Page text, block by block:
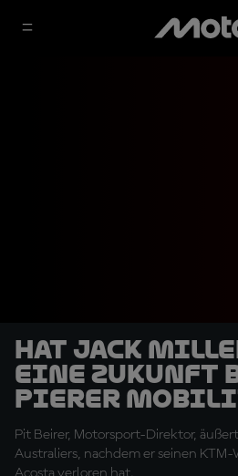
Hat Jack
eine Zukunft
Pierer
Pit Beirer, Motorsport-Direktor,
Australiers, nachdem er seinen KTM-